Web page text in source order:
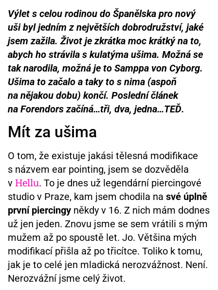
Výlet s celou rodinou do Španělska pro nový
uši byl jedním z největších dobrodružství, jaké
jsem zažila. Život je zkrátka moc krátký na to,
abych ho strávila s kulatýma ušima. Možná se
tak narodila, možná je to Samppa von Cyborg.
Ušima to začalo a taky to s nima (aspoň
na nějakou dobu) končí. Poslední článek
na Forendors začíná…tři, dva, jedna…TEĎ.
Mít za ušima
O tom, že existuje jakási tělesná modifikace
s názvem ear pointing, jsem se dozvěděla
v Hellu. To je dnes už legendární piercingové
studio v Praze, kam jsem chodila na své úplně
první piercingy někdy v 16. Z nich mám dodnes
už jen jeden. Znovu jsme se sem vrátili s mým
mužem až po spoustě let. Jo. Většina mých
modifikací přišla až po třicítce. Toliko k tomu,
jak je to celé jen mladická nerozvážnost. Není.
Nerozvážní jsme celý život.